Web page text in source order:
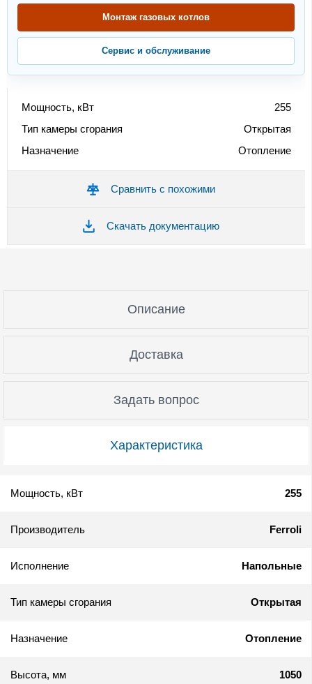
Монтаж газовых котлов
Сервис и обслуживание
Мощность, кВт
255
Тип камеры сгорания
Открытая
Назначение
Отопление
Сравнить с похожими
Скачать документацию
Характеристика
Описание
Доставка
Задать вопрос
Мощность, кВт 255
Производитель Ferroli
Исполнение Напольные
Тип камеры сгорания Открытая
Назначение Отопление
Высота, мм 1050